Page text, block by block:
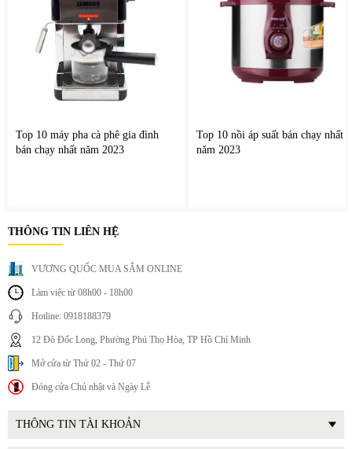
Top 10 máy pha cà phê gia đình
bán chạy nhất năm 2023
Top 10 nồi áp suất bán chạy nhất
năm 2023
THÔNG TIN LIÊN HỆ
VƯƠNG QUỐC MUA SẮM ONLINE
Làm việc từ 08h00 - 18h00
Hotline: 0918188379
12 Đô Đốc Long, Phường Phú Thọ Hòa, TP Hồ Chí Minh
Mở cửa từ Thứ 02 - Thứ 07
Đóng cửa Chủ nhật và Ngày Lễ
THÔNG TIN TÀI KHOẢN